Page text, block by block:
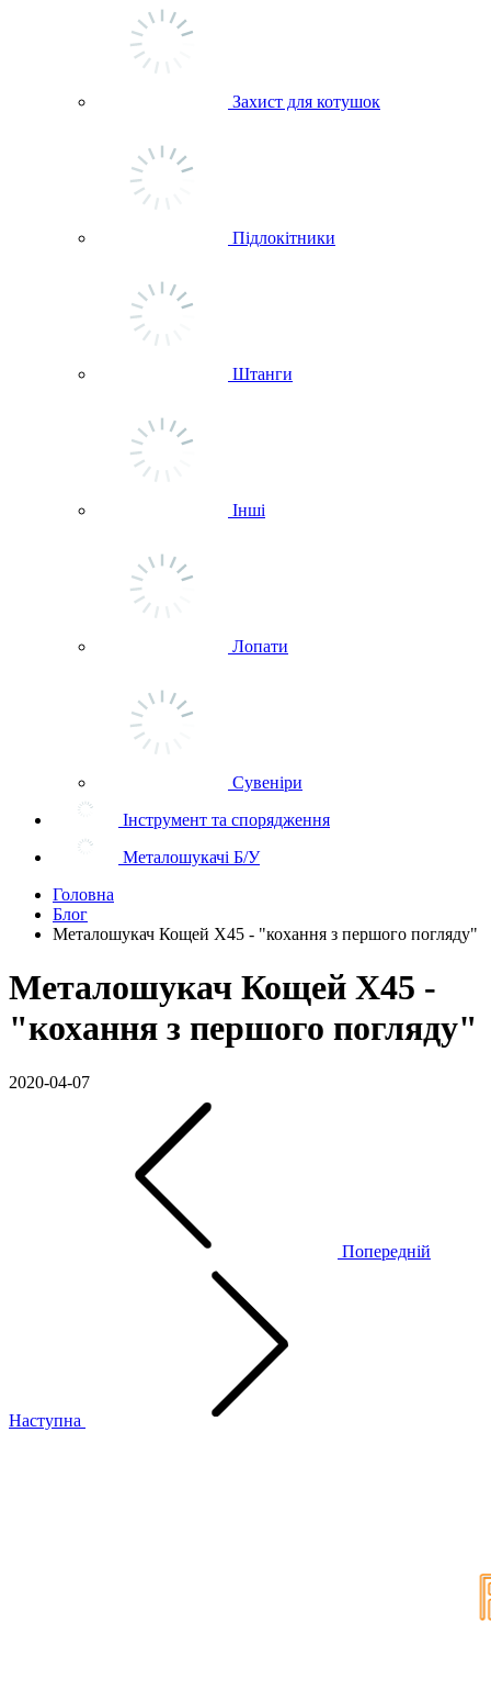
Захист для котушок
Підлокітники
Штанги
Інші
Лопати
Сувеніри
Інструмент та спорядження
Металошукачі Б/У
Головна
Блог
Металошукач Кощей Х45 - "кохання з першого погляду"
Металошукач Кощей Х45 -
"кохання з першого погляду"
2020-04-07
Попередній
Наступна